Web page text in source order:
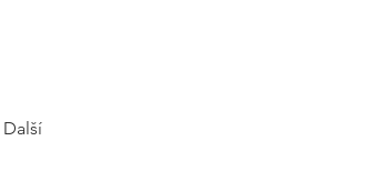
Další